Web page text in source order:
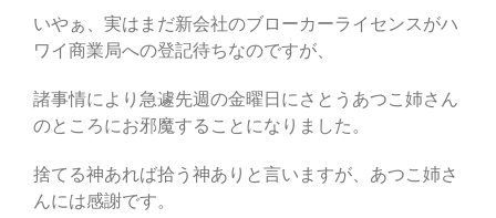
いやぁ、実はまだ新会社のブローカーライセンスがハ
ワイ商業局への登記待ちなのですが、
諸事情により急遽先週の金曜日にさとうあつこ姉さん
のところにお邪魔することになりました。
捨てる神あれば拾う神ありと言いますが、あつこ姉さ
んには感謝です。